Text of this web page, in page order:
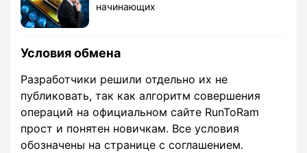
начинающих
Условия обмена
Разработчики решили отдельно их не
публиковать, так как алгоритм совершения
операций на официальном сайте RunToRam
прост и понятен новичкам. Все условия
обозначены на странице с соглашением.